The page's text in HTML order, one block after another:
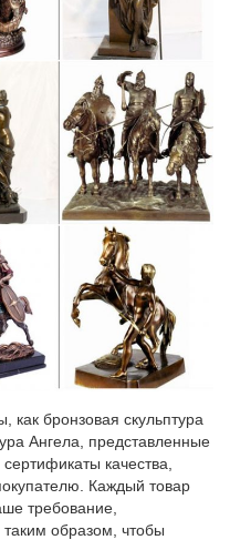
года собака
на мраморном
Собаки, щенки
2018 года фарфоровые
своих целей – купите
и да будем с Вами удача!
арт. 24500…
Шкатулки.Скульптура
на своеобразный
в старинных костюмах.
фигурку лягушки
10х8х22 см.
наградным
как бронзовая скульптура
Ангела, представленные
качества,
Каждый товар
требование,
образом, чтобы